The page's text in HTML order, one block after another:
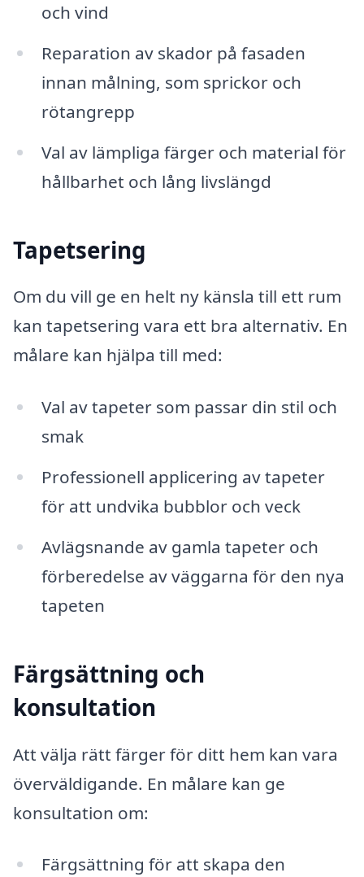
och vind
Reparation av skador på fasaden
innan målning, som sprickor och
rötangrepp
Val av lämpliga färger och material för
hållbarhet och lång livslängd
Tapetsering
Om du vill ge en helt ny känsla till ett rum
kan tapetsering vara ett bra alternativ. En
målare kan hjälpa till med:
Val av tapeter som passar din stil och
smak
Professionell applicering av tapeter
för att undvika bubblor och veck
Avlägsnande av gamla tapeter och
förberedelse av väggarna för den nya
tapeten
Färgsättning och
konsultation
Att välja rätt färger för ditt hem kan vara
överväldigande. En målare kan ge
konsultation om:
Färgsättning för att skapa den